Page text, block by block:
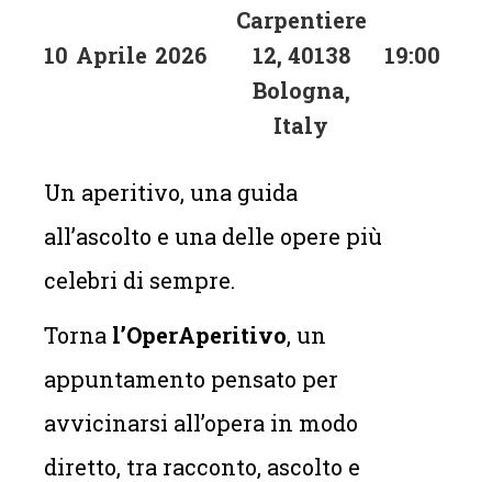
10 Aprile 2026
Carpentiere
12, 40138
Bologna,
Italy
19:00
Un aperitivo, una guida
all’ascolto e una delle opere più
celebri di sempre.
Torna l’OperAperitivo, un
appuntamento pensato per
avvicinarsi all’opera in modo
diretto, tra racconto, ascolto e